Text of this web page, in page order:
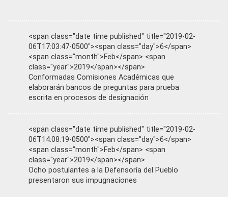
<span class="date time published" title="2019-02-
06T17:03:47-0500"><span class="day">6</span>
<span class="month">Feb</span> <span
class="year">2019</span></span>
Conformadas Comisiones Académicas que
elaborarán bancos de preguntas para prueba
escrita en procesos de designación
<span class="date time published" title="2019-02-
06T14:08:19-0500"><span class="day">6</span>
<span class="month">Feb</span> <span
class="year">2019</span></span>
Ocho postulantes a la Defensoría del Pueblo
presentaron sus impugnaciones